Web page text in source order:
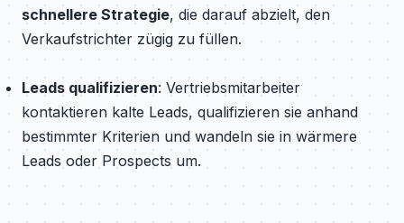
schnellere Strategie, die darauf abzielt, den
Verkaufstrichter zügig zu füllen.
Leads qualifizieren: Vertriebsmitarbeiter
kontaktieren kalte Leads, qualifizieren sie anhand
bestimmter Kriterien und wandeln sie in wärmere
Leads oder Prospects um.